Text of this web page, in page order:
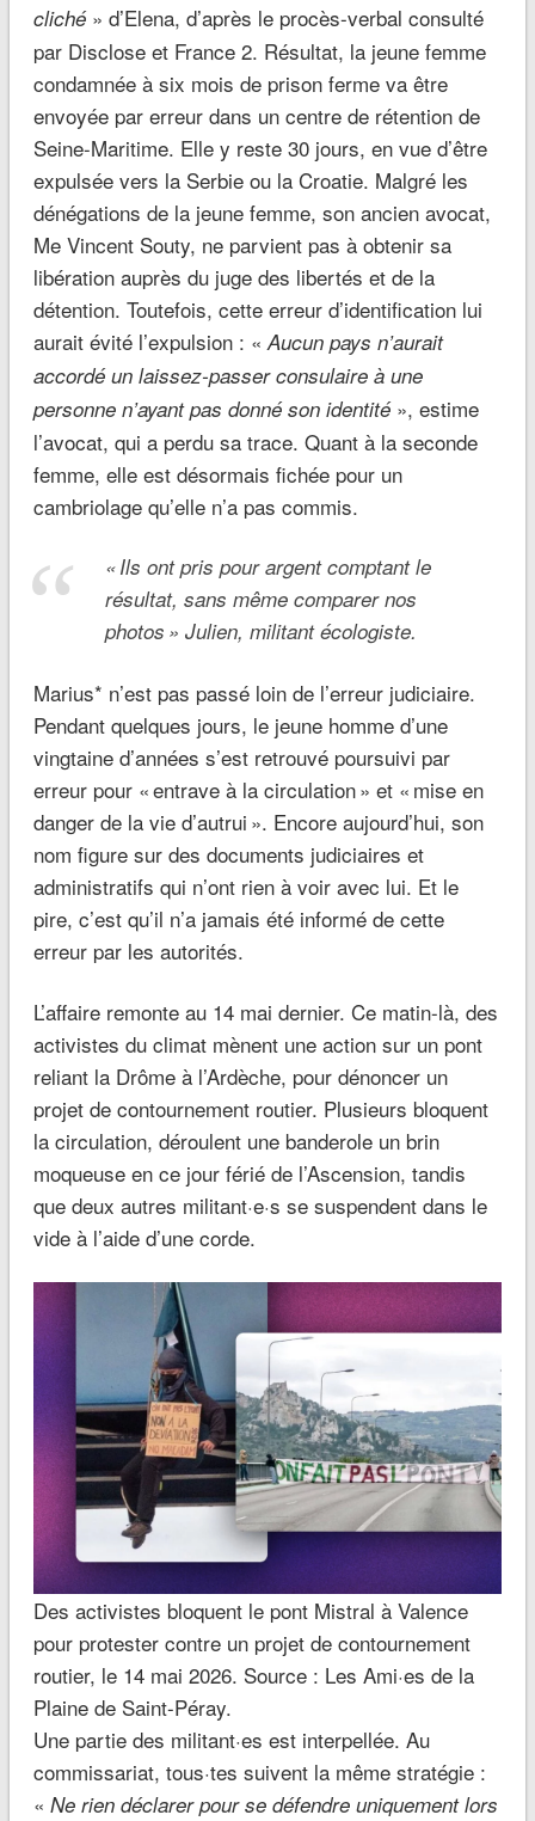
cliché» d’Elena, d’après le procès-verbal consulté
par Disclose et France 2. Résultat, la jeune femme
condamnée à six mois de prison ferme va être
envoyée par erreur dans un centre de rétention de
Seine-Maritime. Elle y reste 30 jours, en vue d’être
expulsée vers la Serbie ou la Croatie. Malgré les
dénégations de la jeune femme, son ancien avocat,
Me Vincent Souty, ne parvient pas à obtenir sa
libération auprès du juge des libertés et de la
détention. Toutefois, cette erreur d’identification lui
aurait évité l’expulsion : « Aucun pays n’aurait
accordé un laissez-passer consulaire à une
personne n’ayant pas donné son identité», estime
l’avocat, qui a perdu sa trace. Quant à la seconde
femme, elle est désormais fichée pour un
cambriolage qu’elle n’a pas commis.
« Ils ont pris pour argent comptant le
résultat, sans même comparer nos
photos » Julien, militant écologiste.
Marius* n’est pas passé loin de l’erreur judiciaire.
Pendant quelques jours, le jeune homme d’une
vingtaine d’années s’est retrouvé poursuivi par
erreur pour « entrave à la circulation » et « mise en
danger de la vie d’autrui ». Encore aujourd’hui, son
nom figure sur des documents judiciaires et
administratifs qui n’ont rien à voir avec lui. Et le
pire, c’est qu’il n’a jamais été informé de cette
erreur par les autorités.
L’affaire remonte au 14 mai dernier. Ce matin-là, des
activistes du climat mènent une action sur un pont
reliant la Drôme à l’Ardèche, pour dénoncer un
projet de contournement routier. Plusieurs bloquent
la circulation, déroulent une banderole un brin
moqueuse en ce jour férié de l’Ascension, tandis
que deux autres militant·e·s se suspendent dans le
vide à l’aide d’une corde.
Des activistes bloquent le pont Mistral à Valence
pour protester contre un projet de contournement
routier, le 14 mai 2026. Source : Les Ami·es de la
Plaine de Saint-Péray.
Une partie des militant·es est interpellée. Au
commissariat, tous·tes suivent la même stratégie :
« Ne rien déclarer pour se défendre uniquement lors